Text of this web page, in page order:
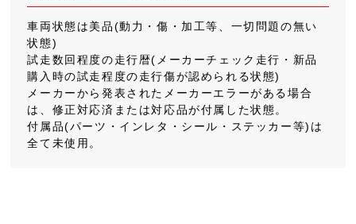
車両状態は美品(動力・傷・加工等、一切問題の無い
状態)
試走数回程度の走行暦(メーカーチェック走行・新品
購入時の試走程度の走行傷が認められる状態)
メーカーから発表されたメーカーエラーがある場合
は、修正対応済または対応品が付属した状態。
付属品(パーツ・インレタ・シール・ステッカー等)は
全て未使用。